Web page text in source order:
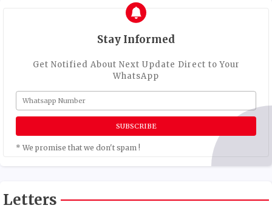
Stay Informed
Get Notified About Next Update Direct to Your
WhatsApp
* We promise that we don't spam !
Letters